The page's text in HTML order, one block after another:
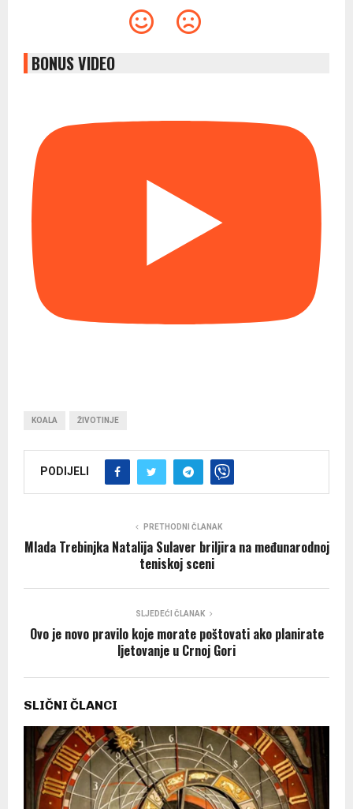
BONUS VIDEO
KOALA ŽIVOTINJE
PODIJELI
PRETHODNI ČLANAK
Mlada Trebinjka Natalija Sulaver briljira na međunarodnoj
teniskoj sceni
SLJEDEĆI ČLANAK
Ovo je novo pravilo koje morate poštovati ako planirate
ljetovanje u Crnoj Gori
SLIČNI ČLANCI